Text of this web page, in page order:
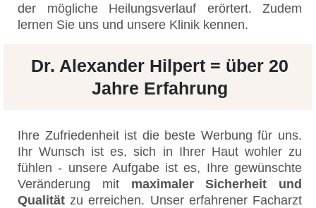
der mögliche Heilungsverlauf erörtert. Zudem
lernen Sie uns und unsere Klinik kennen.
Dr. Alexander Hilpert = über 20
Jahre Erfahrung
Ihre Zufriedenheit ist die beste Werbung für uns.
Ihr Wunsch ist es, sich in Ihrer Haut wohler zu
fühlen - unsere Aufgabe ist es, Ihre gewünschte
Veränderung mit maximaler Sicherheit und
Qualität zu erreichen. Unser erfahrener Facharzt